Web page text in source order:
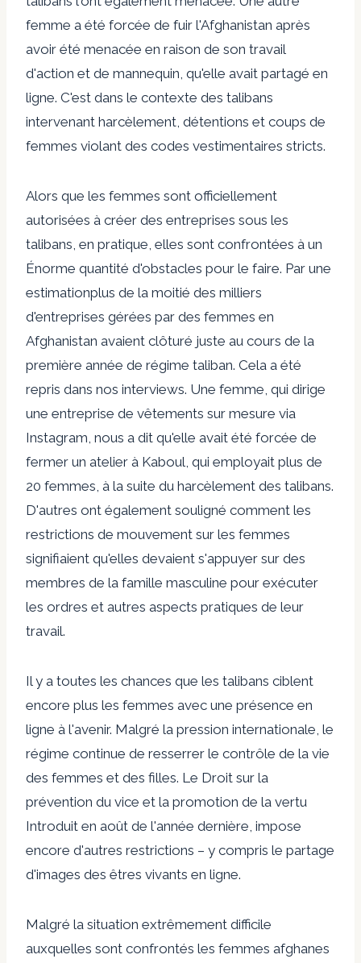
femme a été forcée de fuir l'Afghanistan après
avoir été menacée en raison de son travail
d'action et de mannequin, qu'elle avait partagé en
ligne. C'est dans le contexte des talibans
intervenant harcèlement, détentions et coups de
femmes violant des codes vestimentaires stricts.
Alors que les femmes sont officiellement
autorisées à créer des entreprises sous les
talibans, en pratique, elles sont confrontées à un
Énorme quantité d'obstacles pour le faire. Par une
estimationplus de la moitié des milliers
d'entreprises gérées par des femmes en
Afghanistan avaient clôturé juste au cours de la
première année de régime taliban. Cela a été
repris dans nos interviews. Une femme, qui dirige
une entreprise de vêtements sur mesure via
Instagram, nous a dit qu'elle avait été forcée de
fermer un atelier à Kaboul, qui employait plus de
20 femmes, à la suite du harcèlement des talibans.
D'autres ont également souligné comment les
restrictions de mouvement sur les femmes
signifiaient qu'elles devaient s'appuyer sur des
membres de la famille masculine pour exécuter
les ordres et autres aspects pratiques de leur
travail.
Il y a toutes les chances que les talibans ciblent
encore plus les femmes avec une présence en
ligne à l'avenir. Malgré la pression internationale, le
régime continue de resserrer le contrôle de la vie
des femmes et des filles. Le Droit sur la
prévention du vice et la promotion de la vertu
Introduit en août de l'année dernière, impose
encore d'autres restrictions – y compris le partage
d'images des êtres vivants en ligne.
Malgré la situation extrêmement difficile
auxquelles sont confrontés les femmes afghanes